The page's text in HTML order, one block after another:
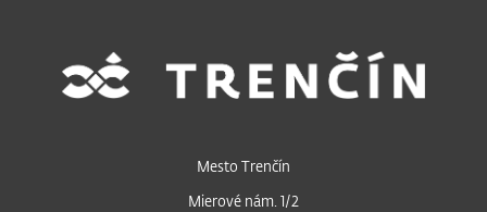
Mesto Trenčín
Mierové nám. 1/2